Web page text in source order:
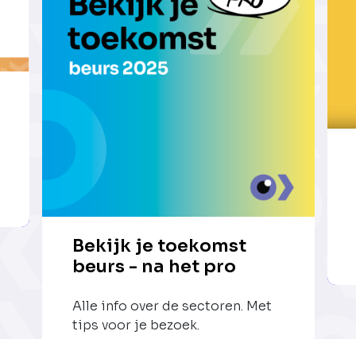
Bekijk je toekomst
beurs - na het pro
Alle info over de sectoren. Met
tips voor je bezoek.